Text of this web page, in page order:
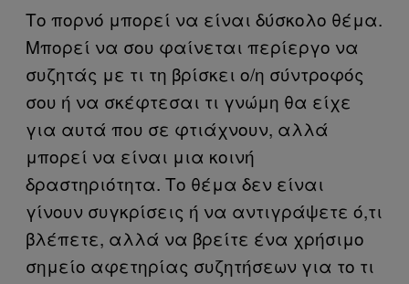
Το πορνό μπορεί να είναι δύσκολο θέμα.
Μπορεί να σου φαίνεται περίεργο να
συζητάς με τι τη βρίσκει ο/η σύντροφός
σου ή να σκέφτεσαι τι γνώμη θα είχε
για αυτά που σε φτιάχνουν, αλλά
μπορεί να είναι μια κοινή
δραστηριότητα. Το θέμα δεν είναι
γίνουν συγκρίσεις ή να αντιγράψετε ό,τι
βλέπετε, αλλά να βρείτε ένα χρήσιμο
σημείο αφετηρίας συζητήσεων για το τι